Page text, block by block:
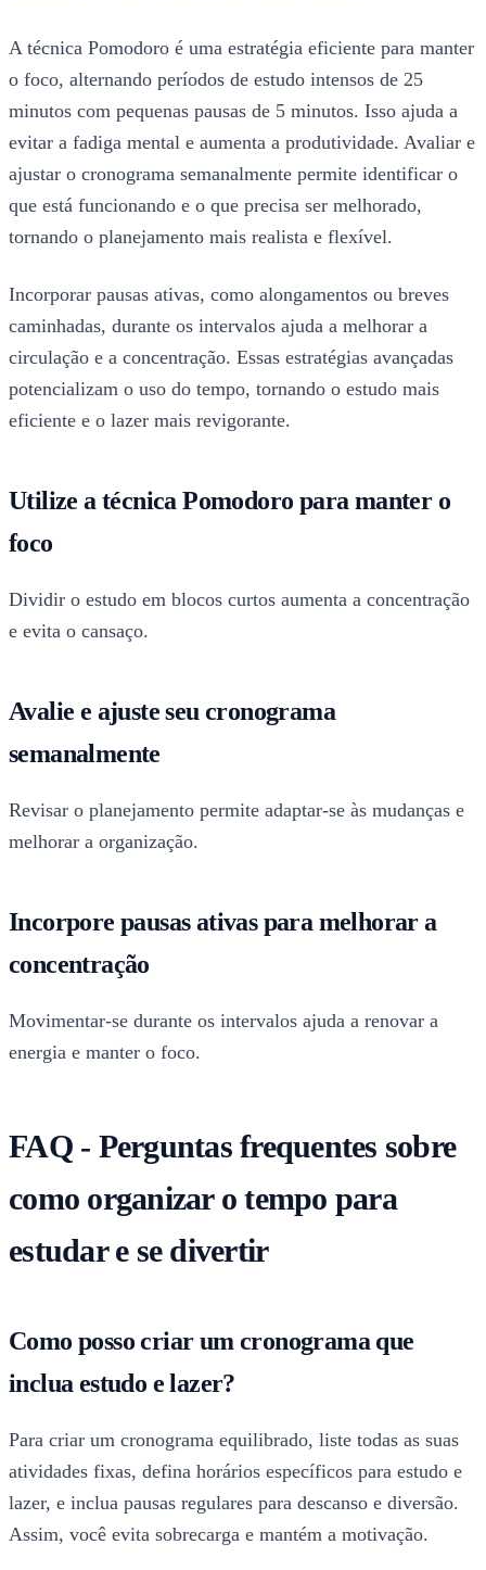
A técnica Pomodoro é uma estratégia eficiente para manter
o foco, alternando períodos de estudo intensos de 25
minutos com pequenas pausas de 5 minutos. Isso ajuda a
evitar a fadiga mental e aumenta a produtividade. Avaliar e
ajustar o cronograma semanalmente permite identificar o
que está funcionando e o que precisa ser melhorado,
tornando o planejamento mais realista e flexível.
Incorporar pausas ativas, como alongamentos ou breves
caminhadas, durante os intervalos ajuda a melhorar a
circulação e a concentração. Essas estratégias avançadas
potencializam o uso do tempo, tornando o estudo mais
eficiente e o lazer mais revigorante.
Utilize a técnica Pomodoro para manter o
foco
Dividir o estudo em blocos curtos aumenta a concentração
e evita o cansaço.
Avalie e ajuste seu cronograma
semanalmente
Revisar o planejamento permite adaptar-se às mudanças e
melhorar a organização.
Incorpore pausas ativas para melhorar a
concentração
Movimentar-se durante os intervalos ajuda a renovar a
energia e manter o foco.
FAQ - Perguntas frequentes sobre
como organizar o tempo para
estudar e se divertir
Como posso criar um cronograma que
inclua estudo e lazer?
Para criar um cronograma equilibrado, liste todas as suas
atividades fixas, defina horários específicos para estudo e
lazer, e inclua pausas regulares para descanso e diversão.
Assim, você evita sobrecarga e mantém a motivação.